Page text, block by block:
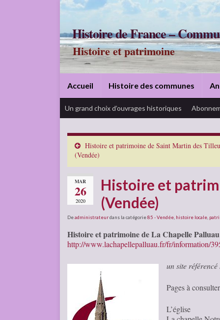
Histoire de France –
Histoire et patrimoine
Accueil Histoire des communes
Un grand choix d’ouvrages historiques
Histoire et patrimoine de Saint Martin des
(Vendée)
MAR
26
2020
Histoire et
(Vendée)
Deadministrateurdans la catégorie85 - Vendée histoire locale
Histoire et patrimoine de La Chapelle
http://www.lachapellepalluau.fr/fr/information/
un site
Pages à
L’église